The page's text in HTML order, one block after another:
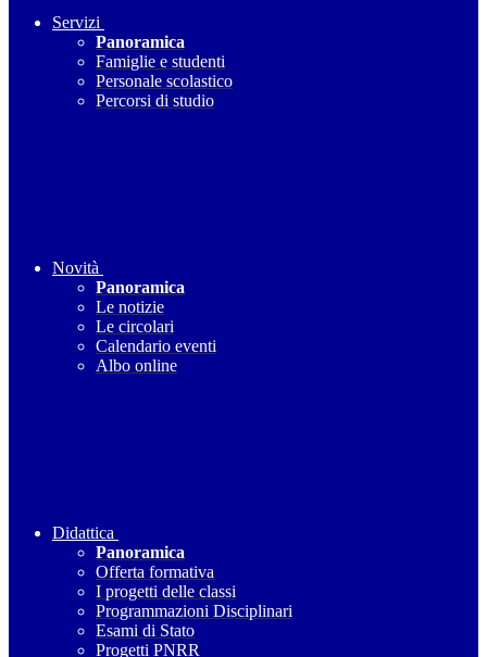
Servizi
Panoramica
Famiglie e studenti
Personale scolastico
Percorsi di studio
Novità
Panoramica
Le notizie
Le circolari
Calendario eventi
Albo online
Didattica
Panoramica
Offerta formativa
I progetti delle classi
Programmazioni Disciplinari
Esami di Stato
Progetti PNRR